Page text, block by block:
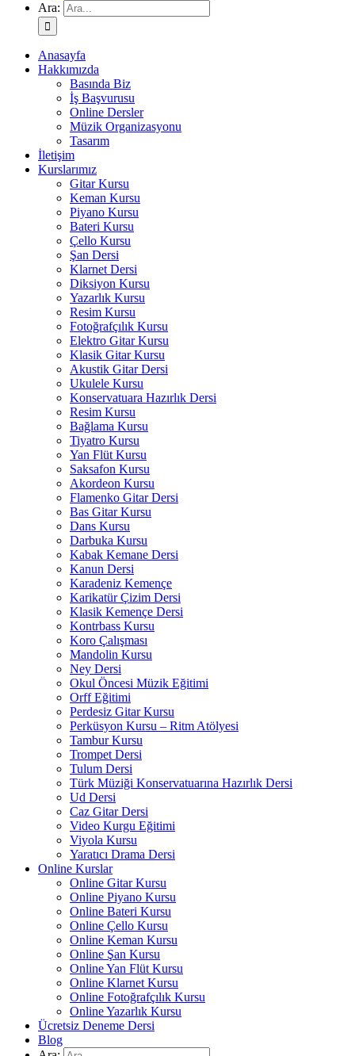
Ara:
Anasayfa
Hakkımızda
Basında Biz
İş Başvurusu
Online Dersler
Müzik Organizasyonu
Tasarım
İletişim
Kurslarımız
Gitar Kursu
Keman Kursu
Piyano Kursu
Bateri Kursu
Çello Kursu
Şan Dersi
Klarnet Dersi
Diksiyon Kursu
Yazarlık Kursu
Resim Kursu
Fotoğrafçılık Kursu
Elektro Gitar Kursu
Klasik Gitar Kursu
Akustik Gitar Dersi
Ukulele Kursu
Konservatuara Hazırlık Dersi
Resim Kursu
Bağlama Kursu
Tiyatro Kursu
Yan Flüt Kursu
Saksafon Kursu
Akordeon Kursu
Flamenko Gitar Dersi
Bas Gitar Kursu
Dans Kursu
Darbuka Kursu
Kabak Kemane Dersi
Kanun Dersi
Karadeniz Kemençe
Karikatür Çizim Dersi
Klasik Kemençe Dersi
Kontrbass Kursu
Koro Çalışması
Mandolin Kursu
Ney Dersi
Okul Öncesi Müzik Eğitimi
Orff Eğitimi
Perdesiz Gitar Kursu
Perküsyon Kursu – Ritm Atölyesi
Tambur Kursu
Trompet Dersi
Tulum Dersi
Türk Müziği Konservatuarına Hazırlık Dersi
Ud Dersi
Caz Gitar Dersi
Video Kurgu Eğitimi
Viyola Kursu
Yaratıcı Drama Dersi
Online Kurslar
Online Gitar Kursu
Online Piyano Kursu
Online Bateri Kursu
Online Çello Kursu
Online Keman Kursu
Online Şan Kursu
Online Yan Flüt Kursu
Online Klarnet Kursu
Online Fotoğrafçılık Kursu
Online Yazarlık Kursu
Ücretsiz Deneme Dersi
Blog